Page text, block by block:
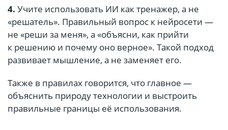
4. Учите использовать ИИ как тренажер, а не
«решатель». Правильный вопрос к нейросети —
не «реши за меня», а «объясни, как прийти
к решению и почему оно верное». Такой подход
развивает мышление, а не заменяет его.
Также в правилах говорится, что главное —
объяснить природу технологии и выстроить
правильные границы её использования.